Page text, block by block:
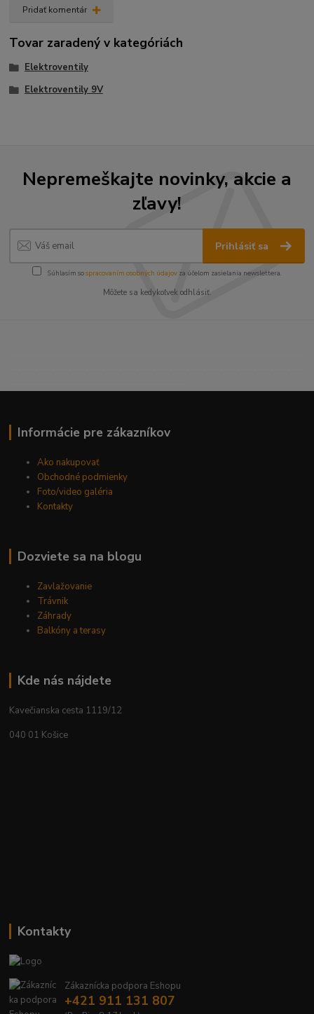
Pridať komentár
Tovar zaradený v kategóriách
Elektroventily
Elektroventily 9V
Nepremeškajte novinky, akcie a
zľavy!
Prihlásiť sa
Súhlasím sospracovaním osobných údajov za účelom zasielania newslettera.
Môžete sa kedykoľvek odhlásiť.
Informácie pre zákazníkov
Ako nakupovať
Obchodné podmienky
Foto/video galéria
Kontakty
Dozviete sa na blogu
Zavlažovanie
Trávnik
Záhrady
Balkóny a terasy
Kde nás nájdete
Kavečianska cesta 1119/12
040 01 Košice
Kontakty
Zákaznícka podpora Eshopu
+421 911 131 807